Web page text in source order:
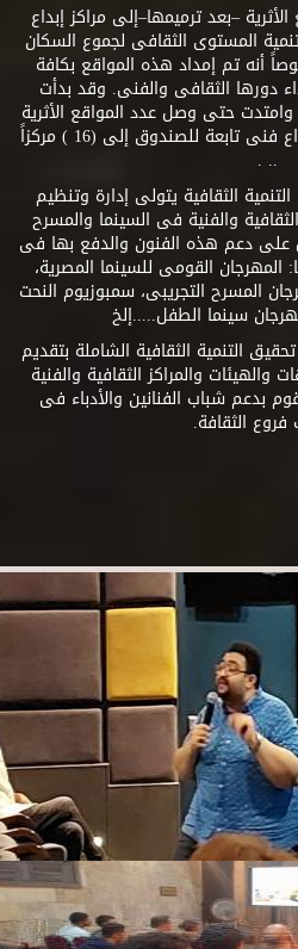
–بعد ترميمها–إلى مراكز إبداع
المستوى الثقافى لجموع السكان
أنه تم إمداد هذه المواقع بكافة
دورها الثقافى والفنى. وقد بدأت
الهراوى وامتدت حتى وصل عدد المواقع الأثرية
التى تم تحويلها إلى مراكز إبداع فنى تابعة للصندوق إلى (16 ) مركزاً
.. .
الثقافية يتولى إدارة وتنظيم
والفنية فى السينما والمسرح
على دعم هذه الفنون والدفع بها فى
المهرجان القومى للسينما المصرية،
المسرح التجريبى، سمبوزيوم النحت
سينما الطفل.....إلخ
التنمية الثقافية الشاملة بتقديم
والهيئات والمراكز الثقافية والفنية
بدعم شباب الفنانين والأدباء فى
الثقافة.